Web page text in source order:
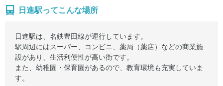
日進駅ってこんな場所
日進駅は、名鉄豊田線が運行しています。
駅周辺にはスーパー、コンビニ、薬局（薬店）などの商業施
設があり、生活利便性が高い街です。
また、幼稚園・保育園があるので、教育環境も充実していま
す。